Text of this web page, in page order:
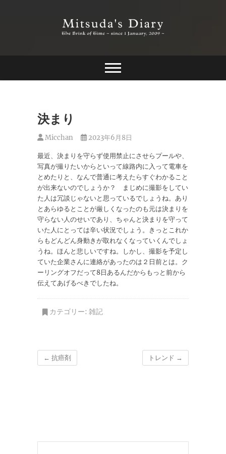
Mitsuda's Diary
決まり
Micchan 2023年6月8日
最近、決まりを守らず使用禁止にさせらプールや、
写真が撮りたいからといって線路内に入って電車を
とめたりと、なんで普通に考えたらすぐわかること
が出来ないのでしょうか？ まじめに撮影をしてい
た人は冗談じゃないと思っているでしょうね。あり
とあらゆるとことが厳しくなったのも元は決まりを
守らない人のせいであり、ちゃんと決まりを守って
いた人にとっては辛い状況でしょう。きっとこれか
らもどんどん身動きが取れなくなっていくんでしょ
うね。ほんと悲しいですね。しかし、撮影を予定し
ていた企業さんに連絡があったのは２日前とは。ク
ーリングオフだって8日あるんだからもっと前から
伝えてあげるべきでしたね。
カテゴリー: 雑記
← 抗癌剤 トレンド →